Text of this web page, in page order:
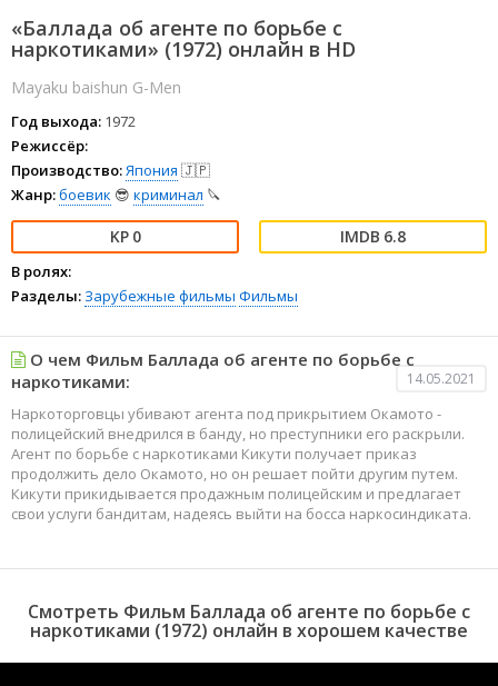
«Баллада об агенте по борьбе с
наркотиками» (1972) онлайн в HD
Mayaku baishun G-Men
Год выхода: 1972
Режиссёр:
Производство:Япония 🇯🇵
Жанр:боевик 😎 криминал 🔪
0 6.8
В ролях:
Разделы: Зарубежные фильмы Фильмы
О чем Фильм Баллада об агенте по борьбе с
наркотиками:
14.05.2021
Наркоторговцы убивают агента под прикрытием Окамото -
полицейский внедрился в банду, но преступники его раскрыли.
Агент по борьбе с наркотиками Кикути получает приказ
продолжить дело Окамото, но он решает пойти другим путем.
Кикути прикидывается продажным полицейским и предлагает
свои услуги бандитам, надеясь выйти на босса наркосиндиката.
Смотреть Фильм Баллада об агенте по борьбе с
наркотиками (1972) онлайн в хорошем качестве